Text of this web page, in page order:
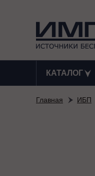
КАТАЛОГ
Главная ИБП